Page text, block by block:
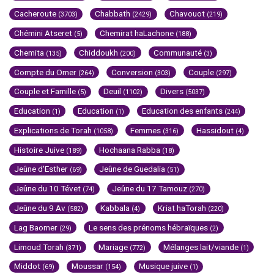
Cacheroute (3703) Chabbath (2429) Chavouot (219)
Chémini Atseret (5) Chemirat haLachone (188)
Chemita (135) Chiddoukh (200) Communauté (3)
Compte du Omer (264) Conversion (303) Couple (297)
Couple et Famille (5) Deuil (1102) Divers (5037)
Education (1) Education (1) Education des enfants (244)
Explications de Torah (1058) Femmes (316) Hassidout (4)
Histoire Juive (189) Hochaana Rabba (18)
Jeûne d'Esther (69) Jeûne de Guedalia (51)
Jeûne du 10 Tévet (74) Jeûne du 17 Tamouz (270)
Jeûne du 9 Av (582) Kabbala (4) Kriat haTorah (220)
Lag Baomer (29) Le sens des prénoms hébraïques (2)
Limoud Torah (371) Mariage (772) Mélanges lait/viande (1)
Middot (69) Moussar (154) Musique juive (1)